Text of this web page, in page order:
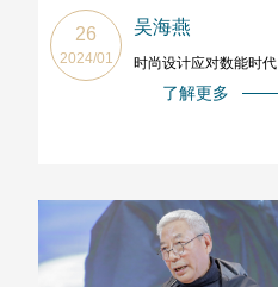
26
2024/01
吴海燕
时尚设计应对数能时代
了解更多